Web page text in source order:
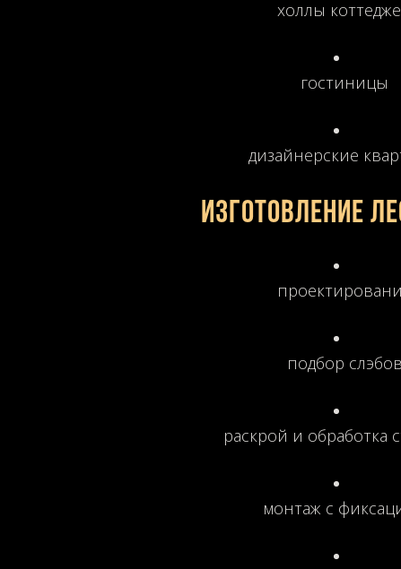
холлы
гостиницы
дизайнерские
Изготовление
подбор слэбов
раскрой и обработка
монтаж с